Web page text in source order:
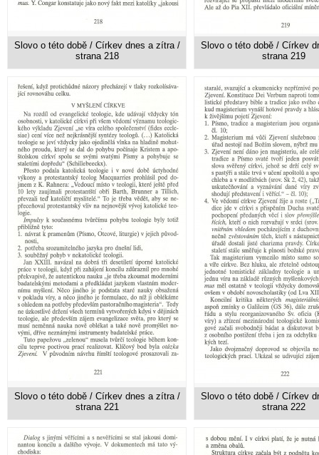
Slovo o této době / Církev dnes a zítra /
strana 218
Slovo o této době / Církev
strana 219
Slovo o této době / Církev dnes a zítra /
strana 221
Slovo o této době / Církev
strana 222